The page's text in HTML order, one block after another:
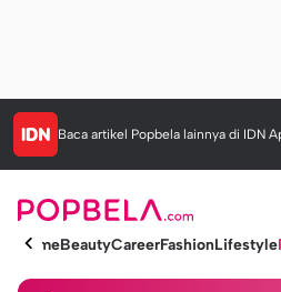
Baca artikel Popbela lainnya di IDN
HomeBeautyCareerFashionLifestyle